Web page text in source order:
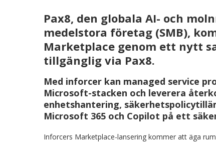
Pax8, den globala AI- och
medelstora företag (SMB),
Marketplace genom ett nytt
tillgänglig via Pax8.
Med inforcer kan managed service
Microsoft-stacken och leverera
enhetshantering,
Microsoft 365 och Copilot på ett
Inforcers Marketplace-lansering kommer att äga